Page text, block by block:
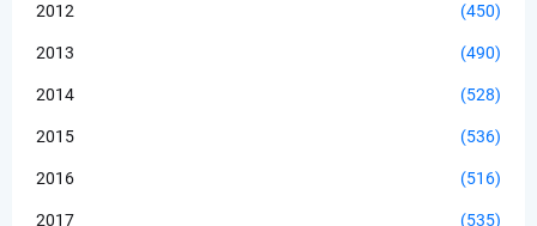
2012 (450)
2013 (490)
2014 (528)
2015 (536)
2016 (516)
2017 (535)